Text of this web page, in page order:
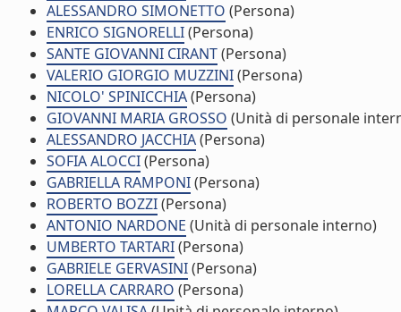
ALESSANDRO SIMONETTO (Persona)
ENRICO SIGNORELLI(Persona)
SANTE GIOVANNI CIRANT(Persona)
VALERIO GIORGIO MUZZINI(Persona)
NICOLO' SPINICCHIA(Persona)
GIOVANNI MARIA GROSSO (Unità di personale
ALESSANDRO JACCHIA(Persona)
SOFIA ALOCCI(Persona)
GABRIELLA RAMPONI(Persona)
ROBERTO BOZZI(Persona)
ANTONIO NARDONE (Unità di personale interno)
UMBERTO TARTARI(Persona)
GABRIELE GERVASINI(Persona)
LORELLA CARRARO (Persona)